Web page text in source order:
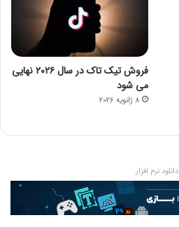
فروش تیک تاک در سال ۲۰۲۶ نهایی
می شود
8 ژانویه 2026
دانلود نرم افزار